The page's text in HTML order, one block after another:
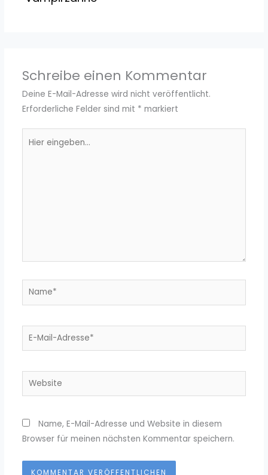
Schreibe einen Kommentar
Deine E-Mail-Adresse wird nicht veröffentlicht.
Erforderliche Felder sind mit * markiert
eingeben…
Name*
E-
Website
Name, E-Mail-Adresse und Website in diesem
Browser für meinen nächsten Kommentar speichern.